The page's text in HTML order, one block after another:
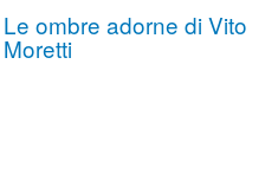
Le ombre adorne di Vito
Moretti